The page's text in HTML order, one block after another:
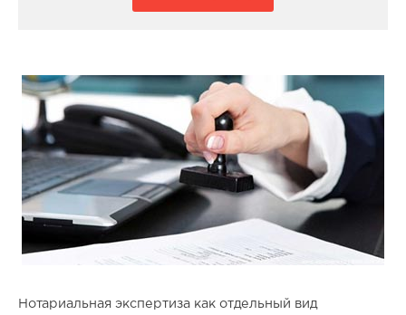
Нотариальная экспертиза как отдельный вид